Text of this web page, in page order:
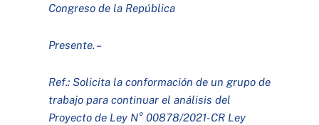
Congreso de la República
Presente. –
Ref.: Solicita la conformación de un grupo de
trabajo para continuar el análisis del
Proyecto de Ley N° 00878/2021-CR Ley